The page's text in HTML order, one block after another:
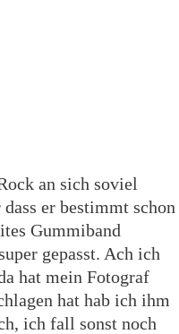
an sich soviel
er bestimmt schon
Gummiband
gepasst. Ach ich
hat mein Fotograf
hat hab ich ihm
ich fall sonst noch